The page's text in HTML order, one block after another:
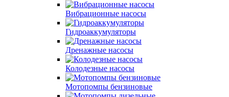
Вибрационные насосы
Гидроаккумуляторы
Дренажные насосы
Колодезные насосы
Мотопомпы бензиновые